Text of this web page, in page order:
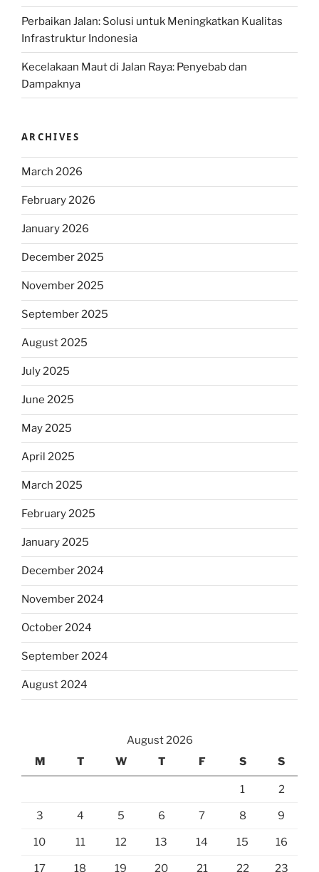
Perbaikan Jalan: Solusi untuk Meningkatkan Kualitas
Infrastruktur Indonesia
Kecelakaan Maut di Jalan Raya: Penyebab dan
Dampaknya
ARCHIVES
March 2026
February 2026
January 2026
December 2025
November 2025
September 2025
August 2025
July 2025
June 2025
May 2025
April 2025
March 2025
February 2025
January 2025
December 2024
November 2024
October 2024
September 2024
August 2024
August 2026
M
T W T F S S
1 2
3 4 5 6 7 8 9
10 11 12 13 14 15 16
17 18 19 20 21 22 23